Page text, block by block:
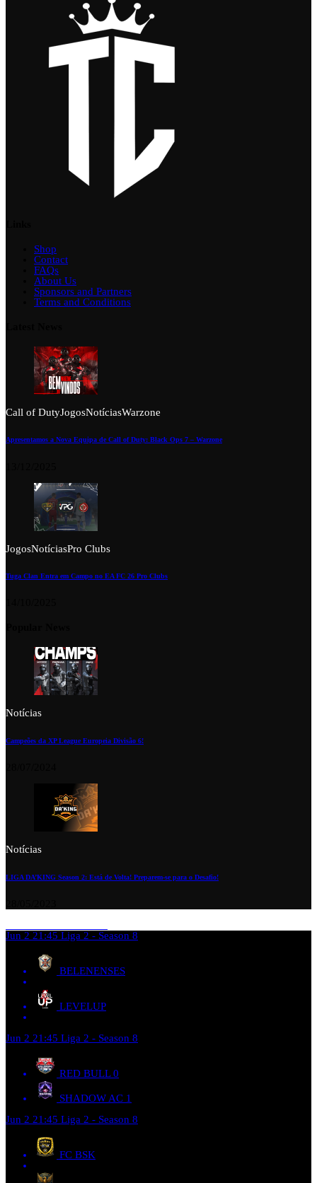
Shop
Contact
FAQs
About Us
Sponsors and Partners
Terms and Conditions
Call of DutyJogosNotíciasWarzone
Apresentamos a Nova Equipa de Call of Duty: Black Ops 7 – Warzone
JogosNotíciasPro Clubs
Tuga Clan Entra em Campo no EA FC 26 Pro Clubs
Notícias
Campeões da XP League Europeia Divisão 6!
Notícias
LIGA DA’KING Season 2: Está de Volta! Preparem-se para o Desafio!
Jun 2 21:45 Liga 2 - Season 8
BELENENSES
LEVELUP
Jun 2 21:45 Liga 2 - Season 8
RED BULL 0
SHADOW AC 1
Jun 2 21:45 Liga 2 - Season 8
FC BSK